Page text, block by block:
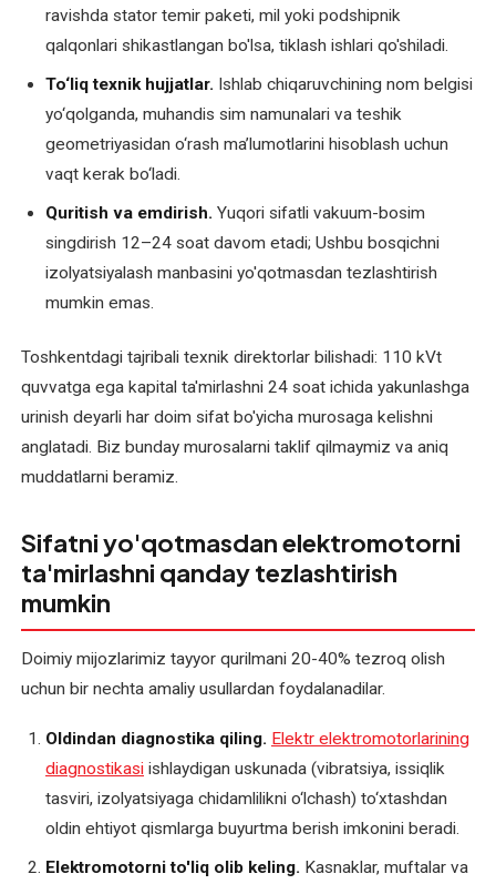
nasoslarini
ta'mirlash
Kollektorli
elektromotorlarni
qayta
o'rash
Komplekt
va
ehtiyot
qismlar
Kran
elektromotorlarini
ta'mirlash
Lift
(mahalliy
va
xorijiy)
O'zgarmas
tok
qayta
o'rash
elektromotorlarini
ravishda stator temir paketi, mil yoki podshipnik
qalqonlari shikastlangan bo'lsa, tiklash ishlari qo'shiladi.
To‘liq texnik hujjatlar. Ishlab chiqaruvchining nom belgisi
yo‘qolganda, muhandis sim namunalari va teshik
geometriyasidan o‘rash ma’lumotlarini hisoblash uchun
vaqt kerak bo‘ladi.
Quritish va emdirish. Yuqori sifatli vakuum-bosim
singdirish 12–24 soat davom etadi; Ushbu bosqichni
izolyatsiyalash manbasini yo'qotmasdan tezlashtirish
mumkin emas.
Toshkentdagi tajribali texnik direktorlar bilishadi: 110 kVt
quvvatga ega kapital ta'mirlashni 24 soat ichida yakunlashga
urinish deyarli har doim sifat bo'yicha murosaga kelishni
anglatadi. Biz bunday murosalarni taklif qilmaymiz va aniq
muddatlarni beramiz.
Sifatni yo'qotmasdan elektromotorni
ta'mirlashni qanday tezlashtirish
mumkin
Doimiy mijozlarimiz tayyor qurilmani 20-40% tezroq olish
uchun bir nechta amaliy usullardan foydalanadilar.
Oldindan diagnostika qiling. Elektr elektromotorlarining
diagnostikasi ishlaydigan uskunada (vibratsiya, issiqlik
tasviri, izolyatsiyaga chidamlilikni o‘lchash) to‘xtashdan
oldin ehtiyot qismlarga buyurtma berish imkonini beradi.
Elektromotorni to'liq olib keling. Kasnaklar, muftalar va